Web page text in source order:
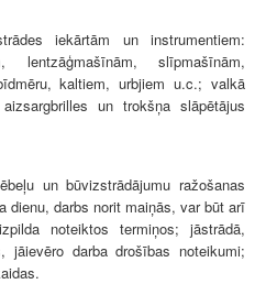
iekārtām un instrumentiem:
lentzāģmašīnām, slīpmašīnām,
kaltiem, urbjiem u.c.; valkā
un trokšņa slāpētājus
un būvizstrādājumu ražošanas
dienu, darbs norit maiņās, var būt arī
noteiktos termiņos; jāstrādā,
darba drošības noteikumi;